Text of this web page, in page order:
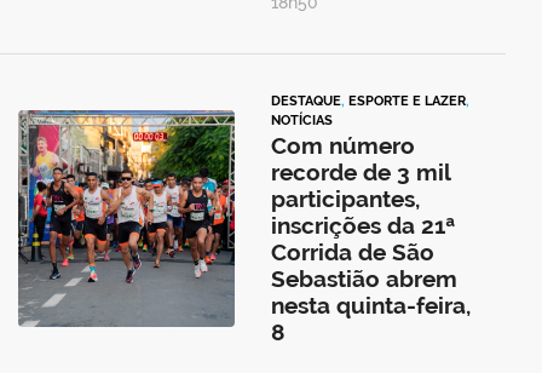
DESTAQUE, ESPORTE E LAZER,
NOTÍCIAS
Com número
recorde de 3 mil
participantes,
inscrições da 21ª
Corrida de São
Sebastião abrem
nesta quinta-feira,
8